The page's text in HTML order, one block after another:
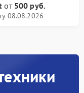
от 500 руб.
08.08.2026